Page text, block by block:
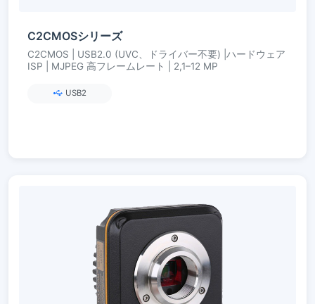
C2CMOSシリーズ
C2CMOS | USB2.0 (UVC、ドライバー不要) |ハードウェア
ISP | MJPEG 高フレームレート | 2,1–12 MP
USB2